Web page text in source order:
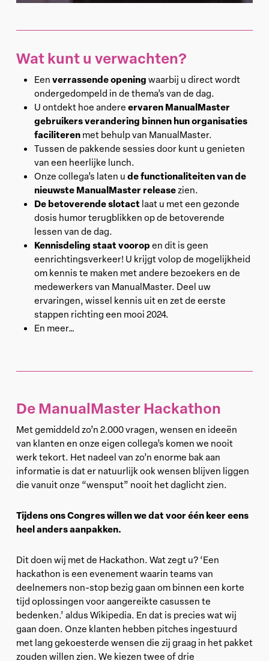
Wat kunt u verwachten?
Een verrassende opening waarbij u direct wordt
ondergedompeld in de thema’s van de dag.
U ontdekt hoe andere ervaren ManualMaster
gebruikers verandering binnen hun organisaties
faciliterenmet behulp van ManualMaster.
Tussen de pakkende sessies door kunt u genieten
van een heerlijke lunch.
Onze collega’s laten u de functionaliteiten van de
nieuwste ManualMaster releasezien.
De betoverende slotact laat u met een gezonde
dosis humor terugblikken op de betoverende
lessen van de dag.
Kennisdeling staat voorop en dit is geen
eenrichtingsverkeer! U krijgt volop de mogelijkheid
om kennis te maken met andere bezoekers en de
medewerkers van ManualMaster. Deel uw
ervaringen, wissel kennis uit en zet de eerste
stappen richting een mooi 2024.
En meer…
De ManualMaster Hackathon
Met gemiddeld zo’n 2.000 vragen, wensen en ideeën
van klanten en onze eigen collega’s komen we nooit
werk tekort. Het nadeel van zo’n enorme bak aan
informatie is dat er natuurlijk ook wensen blijven liggen
die vanuit onze “wensput” nooit het daglicht zien.
Tijdens ons Congres willen we dat voor één keer eens
heel anders aanpakken.
Dit doen wij met de Hackathon. Wat zegt u? ‘Een
hackathon is een evenement waarin teams van
deelnemers non-stop bezig gaan om binnen een korte
tijd oplossingen voor aangereikte casussen te
bedenken.’ aldus Wikipedia. En dat is precies wat wij
gaan doen. Onze klanten hebben pitches ingestuurd
met lang gekoesterde wensen die zij graag in het pakket
zouden willen zien. We kiezen twee of drie